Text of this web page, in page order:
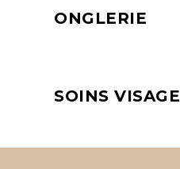
ONGLERIE
SOINS VISAGE